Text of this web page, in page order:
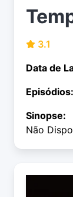
3.1
Data de
Sinopse:
Não